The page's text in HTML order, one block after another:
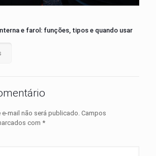
e farol: funções, tipos e quando usar
mail não será publicado. Campos
com *